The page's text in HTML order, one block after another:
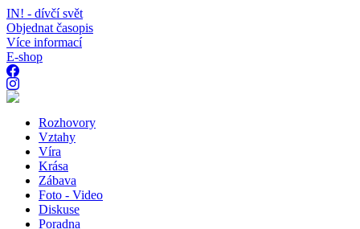
IN! - dívčí svět
Objednat časopis
Více informací
E-shop
Rozhovory
Vztahy
Víra
Krása
Zábava
Foto - Video
Diskuse
Poradna